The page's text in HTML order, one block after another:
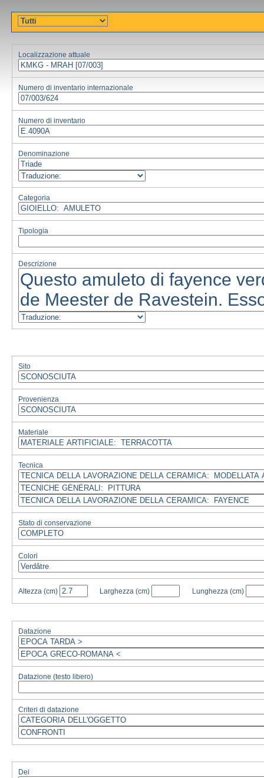
Localizzazione attuale
Numero di inventario internazionale
Numero di inventario
Denominazione
Categoria
Tipologia
Descrizione
Sito
Provenienza
Materiale
Tecnica
Stato di conservazione
Colori
Altezza (cm) Larghezza (cm) Lunghezza (cm)
Datazione
Datazione (testo libero)
Criteri di datazione
Dei